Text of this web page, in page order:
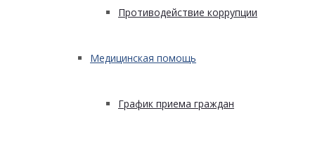
Противодействие коррупции
Медицинская помощь
График приема граждан